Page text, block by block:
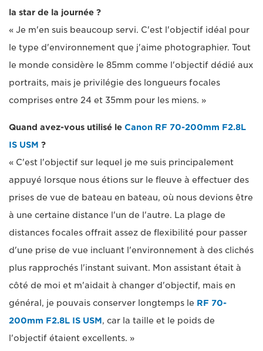
la star de la journée ?
« Je m'en suis beaucoup servi. C'est l'objectif idéal pour
le type d'environnement que j'aime photographier. Tout
le monde considère le 85mm comme l'objectif dédié aux
portraits, mais je privilégie des longueurs focales
comprises entre 24 et 35mm pour les miens. »
Quand avez-vous utilisé le Canon RF 70-200mm F2.8L
IS USM ?
« C'est l'objectif sur lequel je me suis principalement
appuyé lorsque nous étions sur le fleuve à effectuer des
prises de vue de bateau en bateau, où nous devions être
à une certaine distance l'un de l'autre. La plage de
distances focales offrait assez de flexibilité pour passer
d'une prise de vue incluant l'environnement à des clichés
plus rapprochés l'instant suivant. Mon assistant était à
côté de moi et m'aidait à changer d'objectif, mais en
général, je pouvais conserver longtemps le RF 70-
200mm F2.8L IS USM, car la taille et le poids de
l'objectif étaient excellents. »